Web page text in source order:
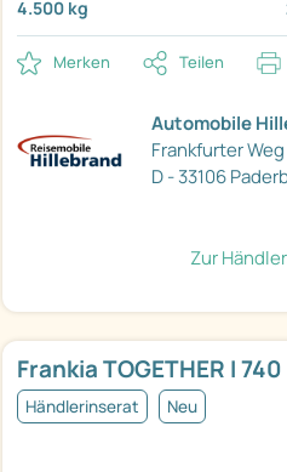
4.500 kg
Merken Teilen
Automobile
Frankfurter
D - 33106
Zur
Frankia TOGETHER I 740
Händlerinserat Neu